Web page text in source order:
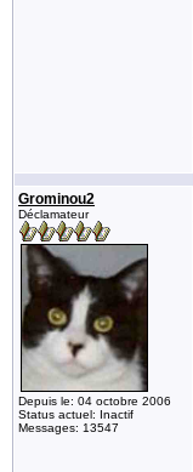
Grominou2
Déclamateur
Depuis le: 04 octobre 2006
Status actuel: Inactif
Messages: 13547